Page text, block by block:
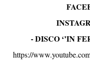
- DISCO ‘’IN
https://